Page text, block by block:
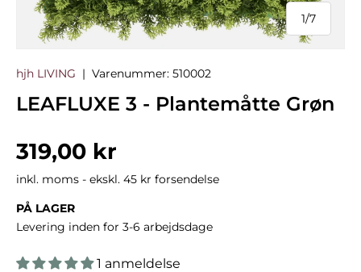
1/
af
7
hjh LIVING | Varenummer: 510002
LEAFLUXE 3 - Plantemåtte Grøn
Normalpris
319,00 kr
inkl. moms - ekskl. 45 kr forsendelse
PÅ LAGER
Levering inden for 3-6 arbejdsdage
1 anmeldelse